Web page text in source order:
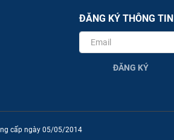
ĐĂNG KÝ THÔNG TIN
ĐĂNG KÝ
cấp ngày 05/05/2014